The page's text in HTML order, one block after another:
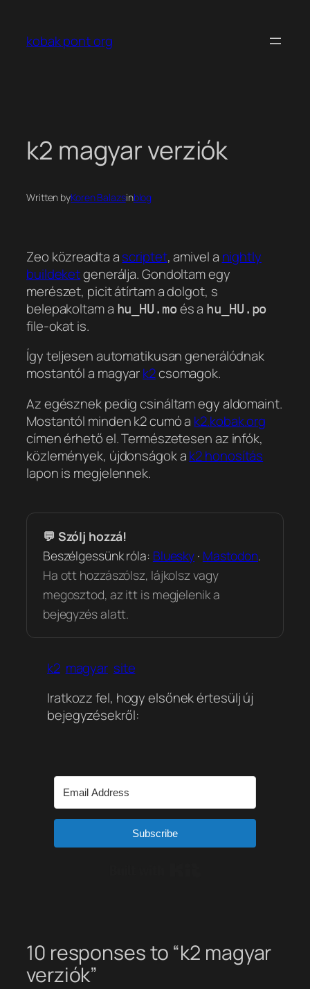
tartalomhoz
kobak pont org
k2 magyar verziók
Written byKoren Balazsinblog
Zeo közreadta ascriptet, amivel a nightly
buildeketgenerálja. Gondoltam egy
merészet, picit átírtam a dolgot, s
belepakoltam a hu_HU.moés a hu_HU.po
file-okat is.
Így teljesen automatikusan generálódnak
mostantól a magyark2csomagok.
Az egésznek pedig csináltam egy aldomaint.
Mostantól minden k2 cumó a k2.kobak.org
címen érhető el. Természetesen az infók,
közlemények, újdonságok ak2 honosítás
lapon is megjelennek.
💬 Szólj hozzá!
Beszélgessünk róla: Bluesky · Mastodon.
Ha ott hozzászólsz, lájkolsz vagy
megosztod, az itt is megjelenik a
bejegyzés alatt.
k2 magyar site
Iratkozz fel, hogy elsőnek értesülj új
bejegyzésekről:
Subscribe
10 responses to “k2 magyar
verziók”